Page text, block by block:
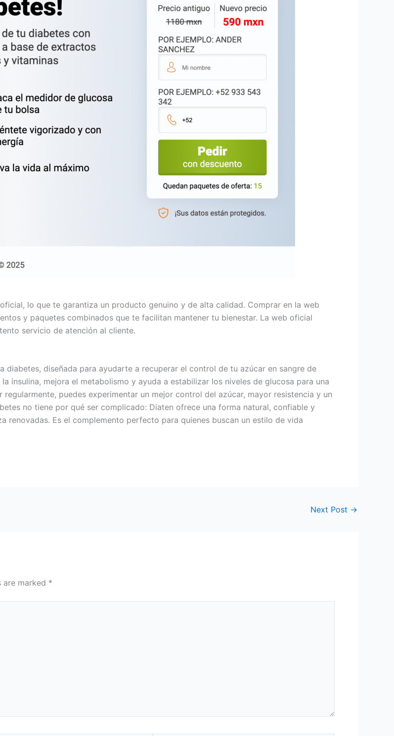
lo que te garantiza un producto genuino y de alta calidad. Comprar en la web
y paquetes combinados que te facilitan mantener tu bienestar. La web oficial
servicio de atención al cliente.
diseñada para ayudarte a recuperar el control de tu azúcar en sangre de
insulina, mejora el metabolismo y ayuda a estabilizar los niveles de glucosa para una
puedes experimentar un mejor control del azúcar, mayor resistencia y un
no tiene por qué ser complicado: Diaten ofrece una forma natural, confiable y
renovadas. Es el complemento perfecto para quienes buscan un estilo de vida
Next Post →
are marked *